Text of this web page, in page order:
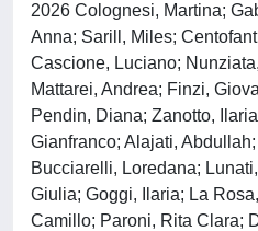
2026 Colognesi, Martina;
Anna; Sarill, Miles;
Cascione, Luciano;
Mattarei, Andrea; Finzi,
Pendin, Diana; Zanotto,
Gianfranco; Alajati,
Bucciarelli, Loredana;
Giulia; Goggi, Ilaria; La
Camillo; Paroni, Rita Clara;